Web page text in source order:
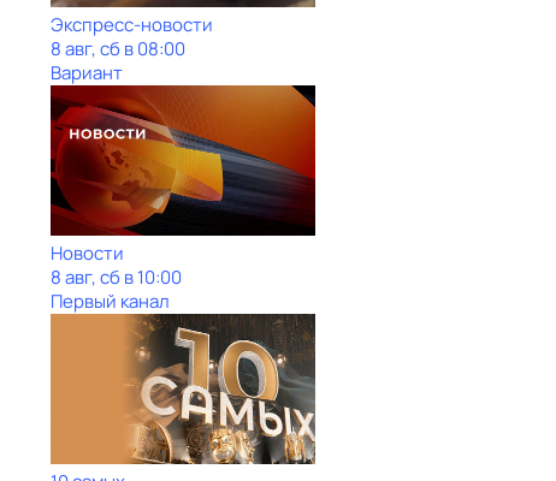
Экспресс-новости
8 авг, сб в 08:00
Вариант
Новости
8 авг, сб в 10:00
Первый канал